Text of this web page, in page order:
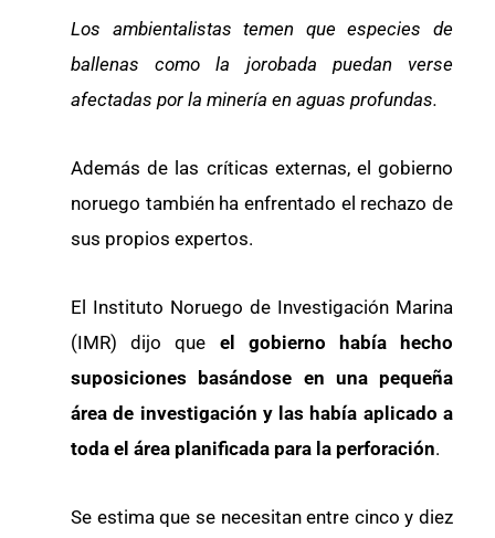
Los ambientalistas temen que especies de
ballenas como la jorobada puedan verse
afectadas por la minería en aguas profundas.
Además de las críticas externas, el gobierno
noruego también ha enfrentado el rechazo de
sus propios expertos.
El Instituto Noruego de Investigación Marina
(IMR) dijo que el gobierno había hecho
suposiciones basándose en una pequeña
área de investigación y las había aplicado a
toda el área planificada para la perforación.
Se estima que se necesitan entre cinco y diez